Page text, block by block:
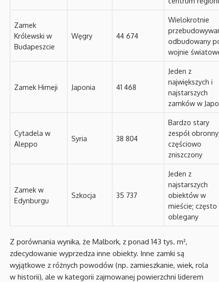
Zamek
Królewski w
Budapeszcie
Węgry 44 674
Wielokrotnie
odbudowany
wojnie
Zamek Himeji Japonia 41 468
Jeden z
największych i
najstarszych
zamków w
Cytadela w
Aleppo
Syria 38 804
Bardzo stary
zespół
częściowo
zniszczony
Zamek w
Edynburgu
Szkocja 35 737
Jeden z
najstarszych
obiektów w
mieście; często
oblegany
Z porównania wynika, że Malbork, z ponad 143 tys. m²,
zdecydowanie wyprzedza inne obiekty. Inne zamki są
wyjątkowe z różnych powodów (np. zamieszkanie, wiek, rola
w historii), ale w kategorii zajmowanej powierzchni liderem